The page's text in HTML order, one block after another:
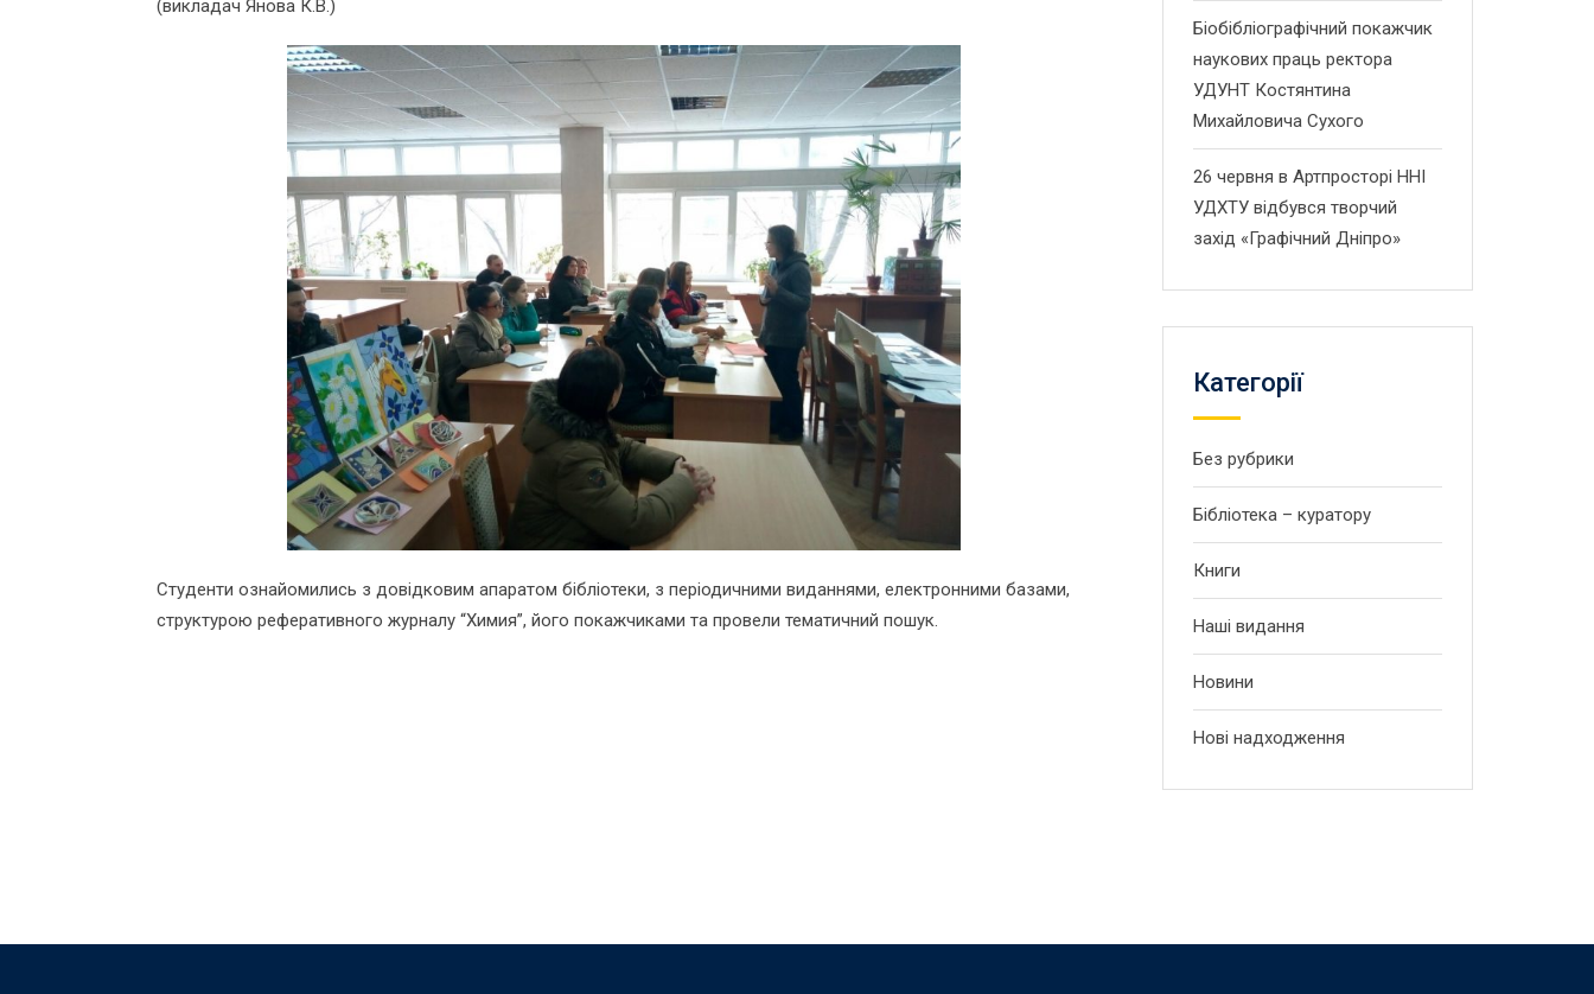
(викладач Янова К.В.)
Студенти ознайомились з довідковим апаратом бібліотеки, з періодичними виданнями, електронними базами,
структурою реферативного журналу “Химия”, його покажчиками та провели тематичний пошук.
Біобібліографічний покажчик
наукових праць ректора
УДУНТ Костянтина
Михайловича Сухого
26 червня в Артпросторі ННІ
УДХТУ відбувся творчий
захід «Графічний Дніпро»
Категорії
Без рубрики
Бібліотека – куратору
Книги
Наші видання
Новини
Нові надходження